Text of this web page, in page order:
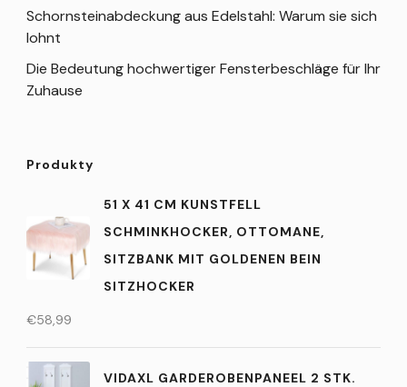
Schornsteinabdeckung aus Edelstahl: Warum sie sich
lohnt
Die Bedeutung hochwertiger Fensterbeschläge für Ihr
Zuhause
Produkty
51 X 41 CM KUNSTFELL
SCHMINKHOCKER, OTTOMANE,
SITZBANK MIT GOLDENEN BEIN
SITZHOCKER
€58,99
VIDAXL GARDEROBENPANEEL 2 STK.